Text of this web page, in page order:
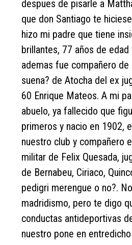
despues de pisarle a
que don Santiago te
hizo mi padre que tiene
brillantes, 77 años de
ademas fue compañero
suena? de Atocha del ex
60 Enrique Mateos. A mi
abuelo, ya fallecido que
primeros y nacio en 1902,
nuestro club y compañero
militar de Felix Quesada,
de Bernabeu, Ciriaco,
pedigri merengue o no?.
madridismo, pero te digo
conductas antideportivas
nuestro pone en